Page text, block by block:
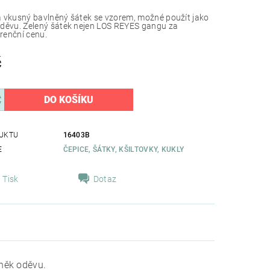
vkusný bavlněný šátek se vzorem, možné použít jako
Zelený šátek nejen LOS REYES gangu za
cenu.
16403B
ČEPICE, ŠÁTKY, KŠILTOVKY, KUKLY
Tisk Dotaz
oděvu.